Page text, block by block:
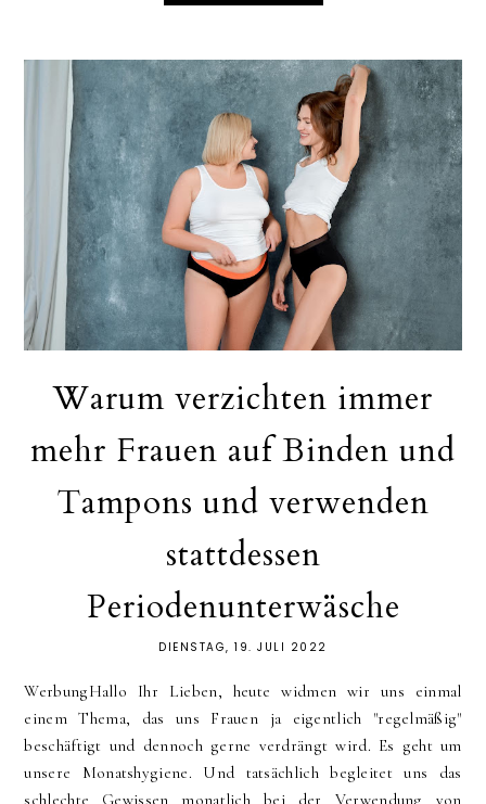
Warum verzichten immer
mehr Frauen auf Binden und
Tampons und verwenden
stattdessen
Periodenunterwäsche
DIENSTAG, 19. JULI 2022
WerbungHallo Ihr Lieben, heute widmen wir uns einmal
einem Thema, das uns Frauen ja eigentlich "regelmäßig"
beschäftigt und dennoch gerne verdrängt wird. Es geht um
unsere Monatshygiene. Und tatsächlich begleitet uns das
schlechte Gewissen monatlich bei der Verwendung von